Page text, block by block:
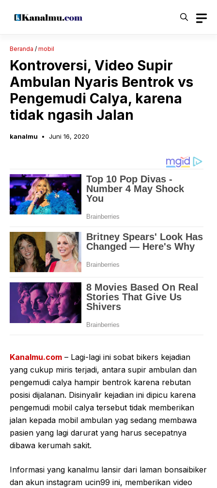
Beranda / mobil
Kontroversi, Video Supir
Ambulan Nyaris Bentrok vs
Pengemudi Calya, karena
tidak ngasih Jalan
kanalmu Juni 16, 2020
Kanalmu.com – Lagi-lagi ini sobat bikers kejadian
yang cukup miris terjadi, antara supir ambulan dan
pengemudi calya hampir bentrok karena rebutan
posisi dijalanan. Disinyalir kejadian ini dipicu karena
pengemudi mobil calya tersebut tidak memberikan
jalan kepada mobil ambulan yag sedang membawa
pasien yang lagi darurat yang harus secepatnya
dibawa kerumah sakit.
Informasi yang kanalmu lansir dari laman bonsaibiker
dan akun instagram ucin99 ini, memberikan video